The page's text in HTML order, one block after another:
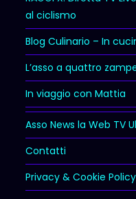
al ciclismo
Blog Culinario – In
L’asso a quattro
In viaggio con Mattia
Asso News la Web TV
Contatti
Privacy & Cookie Policy